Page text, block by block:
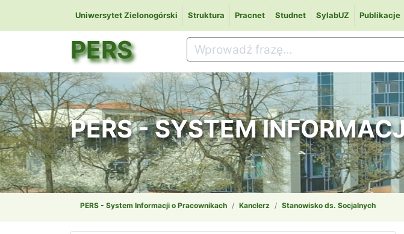
Uniwersytet Zielonogórski Struktura Pracnet Studnet SylabUZ Publikacje
PERS
PERS - SYSTEM
PERS - System Informacji o Pracownikach Kanclerz Stanowisko ds. Socjalnych